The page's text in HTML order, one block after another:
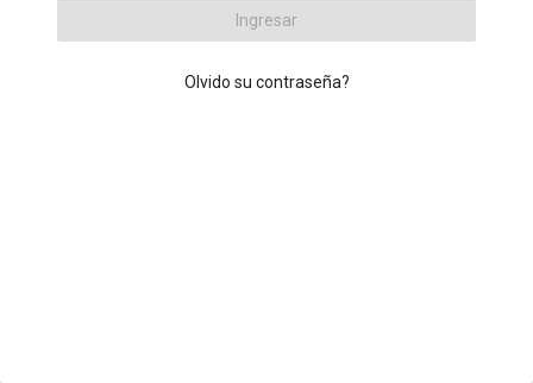
Ingresar
Olvido su contraseña?